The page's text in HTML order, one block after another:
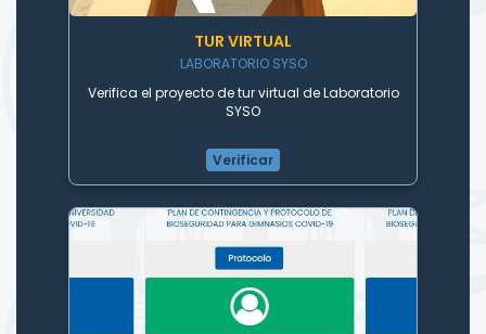
TUR VIRTUAL
LABORATORIO SYSO
Verifica el proyecto de tur virtual de Laboratorio
SYSO
Verificar